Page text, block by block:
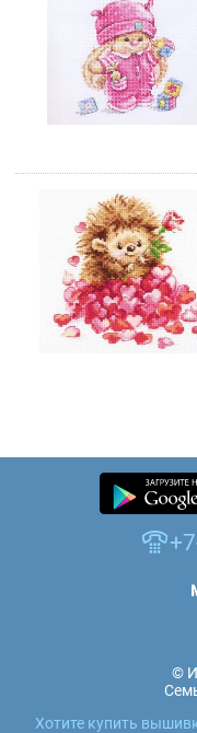
©
Хотите купить